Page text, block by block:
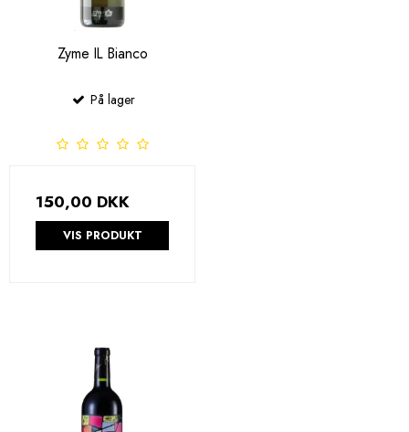
Zyme IL Bianco
På lager
150,00 DKK
VIS PRODUKT